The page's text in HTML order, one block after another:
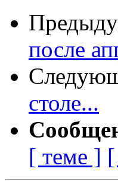
после
столе...
[ теме ]